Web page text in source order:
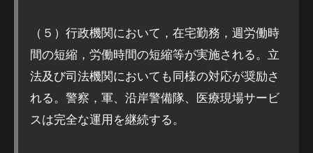
（５）行政機関において，在宅勤務，週労働時
間の短縮，労働時間の短縮等が実施される。立
法及び司法機関においても同様の対応が奨励さ
れる。警察，軍、沿岸警備隊、医療現場サービ
スは完全な運用を継続する。